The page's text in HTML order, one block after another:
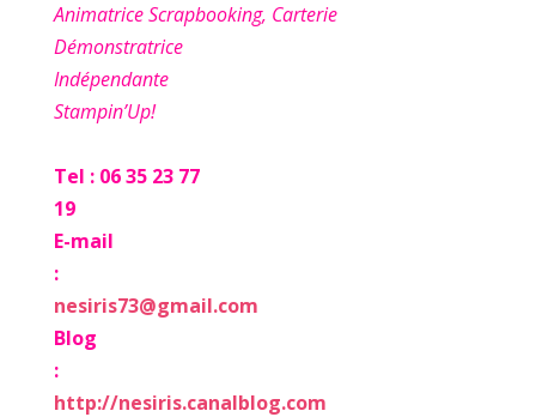
Animatrice Scrapbooking, Carterie
Démonstratrice
Indépendante
Stampin’Up!
Tel : 06 35 23 77
19
E-mail
:
nesiris73@gmail.com
Blog
:
http://nesiris.canalblog.com